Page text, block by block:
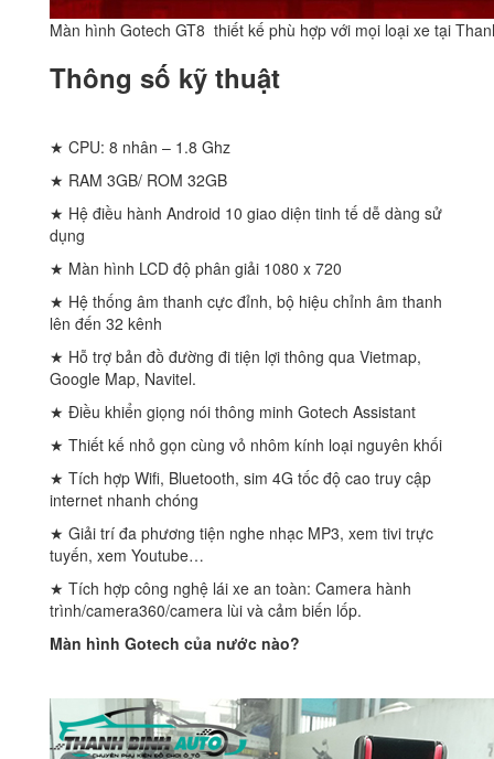
Màn hình Gotech GT8 thiết kế phù hợp với mọi loại xe tại
Thông số kỹ thuật
★ CPU: 8 nhân – 1.8 Ghz
★ RAM 3GB/ ROM 32GB
★ Hệ điều hành Android 10 giao diện tinh tế dễ dàng sử
dụng
★ Màn hình LCD độ phân giải 1080 x 720
★ Hệ thống âm thanh cực đỉnh, bộ hiệu chỉnh âm thanh
lên đến 32 kênh
★ Hỗ trợ bản đồ đường đi tiện lợi thông qua Vietmap,
Google Map, Navitel.
★ Điều khiển giọng nói thông minh Gotech Assistant
★ Thiết kế nhỏ gọn cùng vỏ nhôm kính loại nguyên khối
★ Tích hợp Wifi, Bluetooth, sim 4G tốc độ cao truy cập
internet nhanh chóng
★ Giải trí đa phương tiện nghe nhạc MP3, xem tivi trực
tuyến, xem Youtube…
★ Tích hợp công nghệ lái xe an toàn: Camera hành
trình/camera360/camera lùi và cảm biến lốp.
Màn hình Gotech của nước nào?